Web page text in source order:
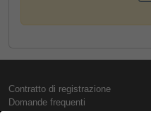
Contratto di registrazione
Domande frequenti